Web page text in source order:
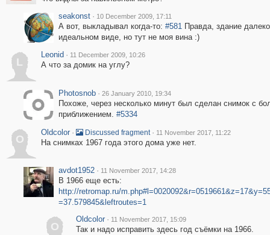
seakonst · 10 December 2009, 17:11
А вот, выкладывал когда-то: #581Правда, здание
идеальном виде, но тут не моя вина :)
L
Leonid · 11 December 2009, 10:26
А что за домик на углу?
Photosnob · 26 January 2010, 19:34
Похоже, через несколько минут был сделан снимок с
приближением. #5334
O
Oldcolor · Discussed fragment · 11 November 2017, 11:22
На снимках 1967 года этого дома уже нет.
avdot1952 · 11 November 2017, 14:28
В 1966 еще есть:
http://retromap.ru/
=37.579845&leftroutes=1
O
Oldcolor · 11 November 2017, 15:09
Так и надо исправить здесь год съёмки на 1966.